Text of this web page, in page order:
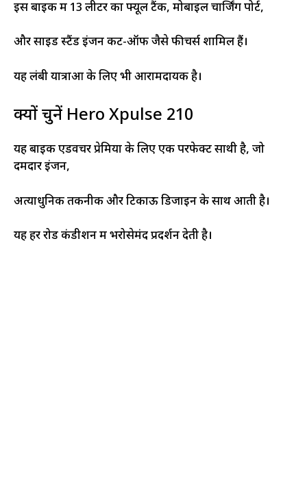
इस बाइक में 13 लीटर का फ्यूल टैंक, मोबाइल चार्जिंग पोर्ट,
और साइड स्टैंड इंजन कट-ऑफ जैसे फीचर्स शामिल हैं।
यह लंबी यात्राओं के लिए भी आरामदायक है।
क्यों चुनें Hero Xpulse 210
यह बाइक एडवेंचर प्रेमियों के लिए एक परफेक्ट साथी है, जो
दमदार इंजन,
अत्याधुनिक तकनीक और टिकाऊ डिजाइन के साथ आती है।
यह हर रोड कंडीशन में भरोसेमंद प्रदर्शन देती है।